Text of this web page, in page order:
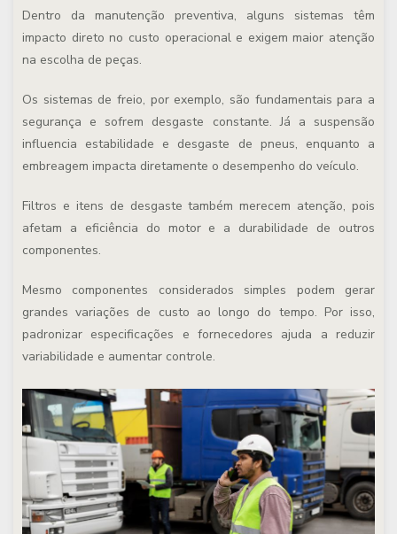
Dentro da manutenção preventiva, alguns sistemas têm
impacto direto no custo operacional e exigem maior atenção
na escolha de peças.
Os sistemas de freio, por exemplo, são fundamentais para a
segurança e sofrem desgaste constante. Já a suspensão
influencia estabilidade e desgaste de pneus, enquanto a
embreagem impacta diretamente o desempenho do veículo.
Filtros e itens de desgaste também merecem atenção, pois
afetam a eficiência do motor e a durabilidade de outros
componentes.
Mesmo componentes considerados simples podem gerar
grandes variações de custo ao longo do tempo. Por isso,
padronizar especificações e fornecedores ajuda a reduzir
variabilidade e aumentar controle.